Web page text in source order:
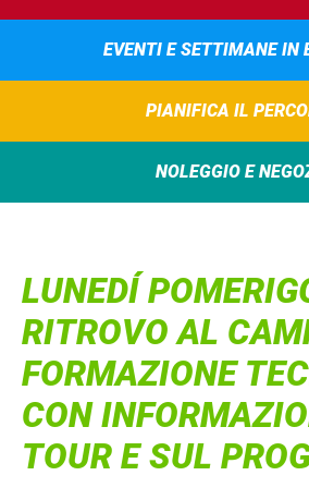
EVENTI E SETTIMANE IN
PIANIFICA IL
NOLEGGIO E
LUNEDÍ
RITROVO AL
FORMAZIONE
CON
TOUR E SUL